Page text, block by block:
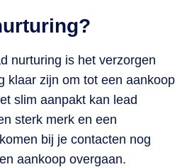
nurturing is het verzorgen
klaar zijn om tot een aankoop
slim aanpakt kan lead
sterk merk en een
bij je contacten nog
aankoop overgaan.